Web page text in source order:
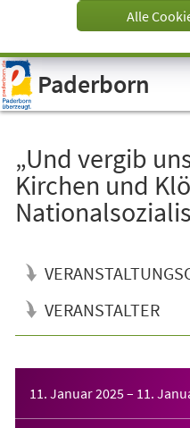
Visuelle
Assistenzsoftware
öffnen.
Alle
Paderborn
„Und vergib
Kirchen und
VERANSTALTER
11. Januar 2025– 11.